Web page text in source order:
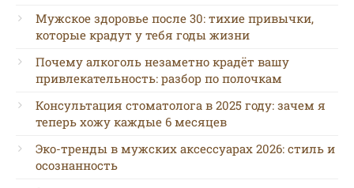
Мужское здоровье после 30: тихие привычки,
которые крадут у тебя годы жизни
Почему алкоголь незаметно крадёт вашу
привлекательность: разбор по полочкам
Консультация стоматолога в 2025 году: зачем я
теперь хожу каждые 6 месяцев
Эко-тренды в мужских аксессуарах 2026: стиль и
осознанность